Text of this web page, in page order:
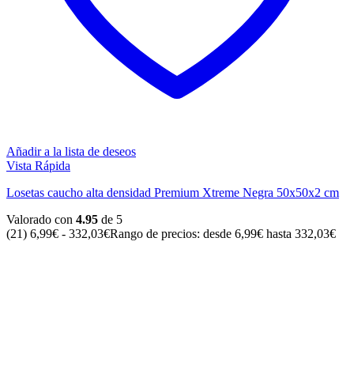
Añadir a la lista de deseos
Vista Rápida
Losetas caucho alta densidad Premium Xtreme Negra 50x50x2 cm
Valorado con 4.95 de 5
(21) 6,99€ - 332,03€Rango de precios: desde 6,99€ hasta 332,03€